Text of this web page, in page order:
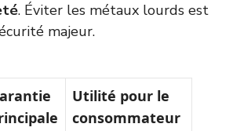
. Éviter les métaux lourds est
majeur.
Utilité pour le
consommateur